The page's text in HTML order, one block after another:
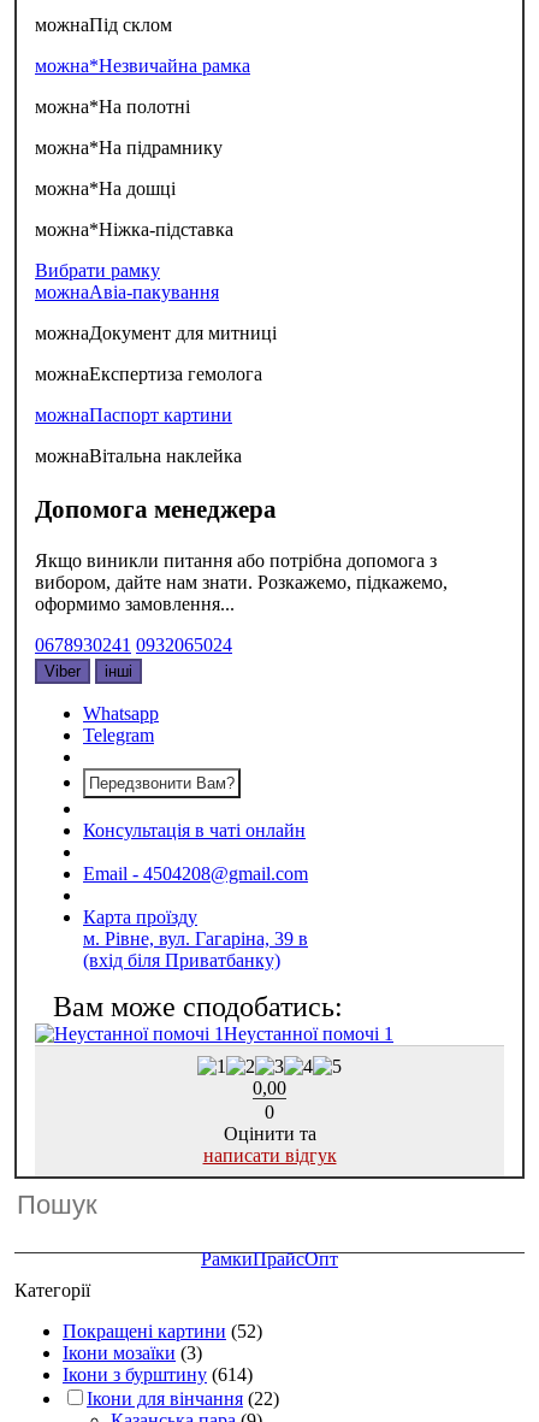
можнаПід склом
можна*Незвичайна рамка
можна*На полотні
можна*На підрамнику
можна*На дошці
можна*Ніжка-підставка
Вибрати рамку
можнаАвіа-пакування
можнаДокумент для митниці
можнаЕкспертиза гемолога
можнаПаспорт картини
можнаВітальна наклейка
Допомога менеджера
Якщо виникли питання або потрібна допомога з
вибором, дайте нам знати. Розкажемо, підкажемо,
оформимо замовлення...
0678930241 0932065024
Viber інші
Whatsapp
Telegram
Передзвонити Вам?
Консультація в чаті онлайн
Email - 4504208@gmail.com
Карта проїзду
м. Рівне, вул. Гагаріна, 39 в
(вхід біля Приватбанку)
Неустанної помочі 1
0,00
0
Оцінити та
написати відгук
РамкиПрайсОпт
Категорії
Покращені картини (52)
Ікони мозаїки (3)
Ікони з бурштину (614)
Ікони для вінчання (22)